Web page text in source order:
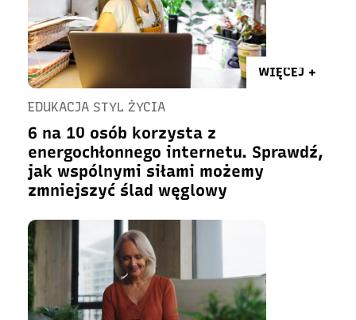
WIĘCEJ +
EDUKACJA STYL ŻYCIA
6 na 10 osób korzysta z
energochłonnego internetu. Sprawdź,
jak wspólnymi siłami możemy
zmniejszyć ślad węglowy